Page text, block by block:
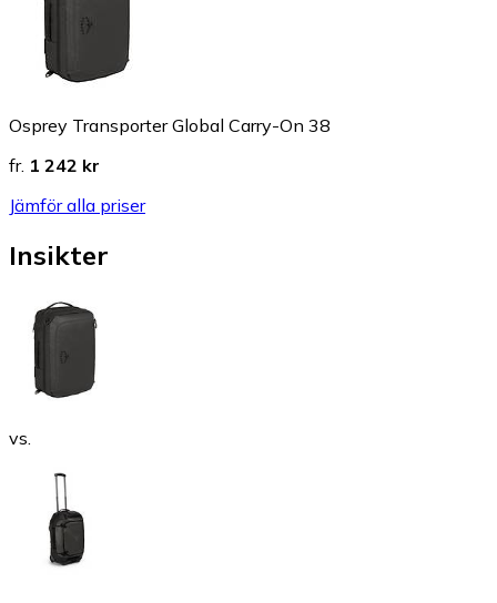
Osprey Transporter Global Carry-On 38
fr. 1 242 kr
Jämför alla priser
Insikter
vs.